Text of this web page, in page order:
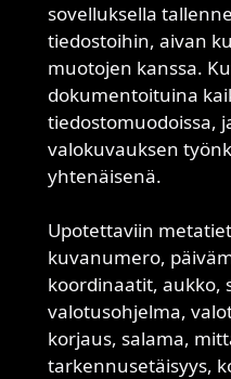
sovelluksella
tiedostoihin, aivan
muotojen kanssa.
dokumentoituina
tiedostomuodoissa,
valokuvauksen
yhtenäisenä.
Upotettaviin
kuvanumero,
koordinaatit, aukko,
valotusohjelma,
korjaus, salama,
tarkennusetäisyys,